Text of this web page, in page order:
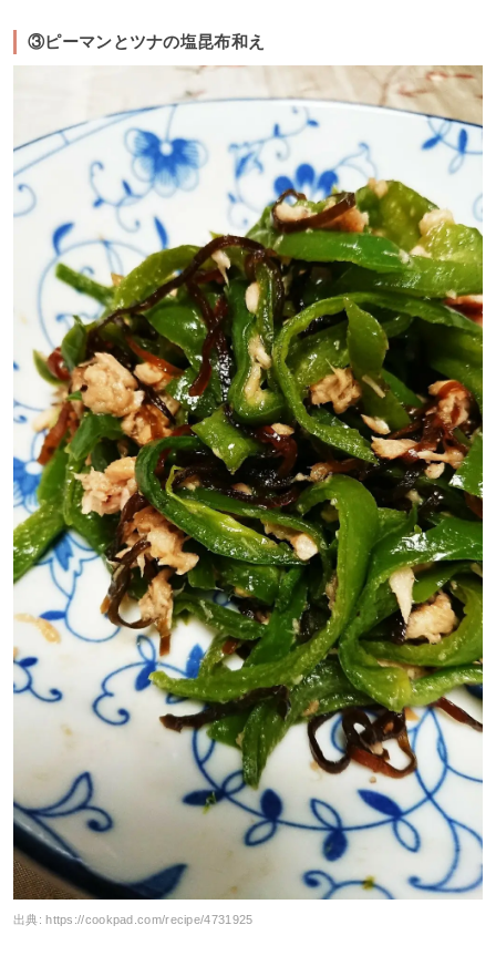
③ピーマンとツナの塩昆布和え
出典: https://cookpad.com/recipe/4731925